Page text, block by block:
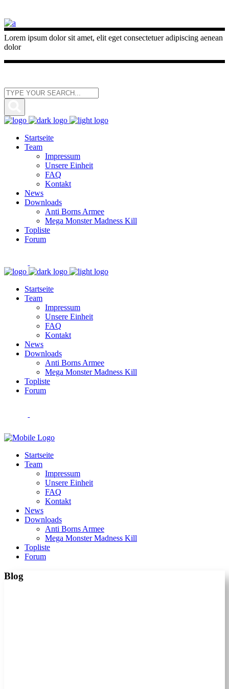
Lorem ipsum dolor sit amet, elit eget consectetuer adipiscing aenean
dolor
Startseite
Team
Impressum
Unsere Einheit
FAQ
Kontakt
News
Downloads
Anti Borns Armee
Mega Monster Madness Kill
Topliste
Forum
Startseite
Team
Impressum
Unsere Einheit
FAQ
Kontakt
News
Downloads
Anti Borns Armee
Mega Monster Madness Kill
Topliste
Forum
Startseite
Team
Impressum
Unsere Einheit
FAQ
Kontakt
News
Downloads
Anti Borns Armee
Mega Monster Madness Kill
Topliste
Forum
Blog